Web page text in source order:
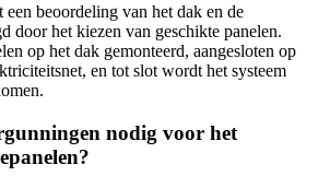
beoordeling van het dak en de
door het kiezen van geschikte panelen.
op het dak gemonteerd, aangesloten op
en tot slot wordt het systeem
nodig voor het